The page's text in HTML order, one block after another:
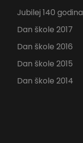
Jubilej 140 godina
Dan škole 2017
Dan škole 2016
Dan škole 2015
Dan škole 2014